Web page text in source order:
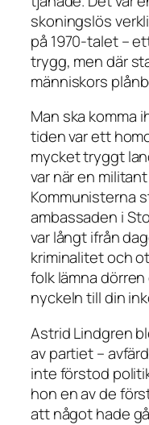
skoningslös
på 1970-talet –
trygg, men där
människors
Man ska komma
tiden var ett
mycket tryggt
var när en
Kommunisterna
ambassaden i
var långt ifrån
kriminalitet och
folk lämna
nyckeln till din
Astrid Lindgren
av partiet –
inte förstod
hon en av de
att något hade